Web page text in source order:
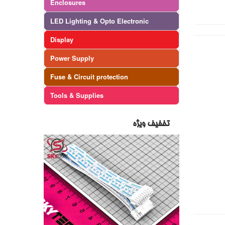
Enclosures
LED Lighting & Opto Electronic
Display
Power Supply
Fuse & Circuit protection
Tools & Supplies
تخفیف ویژه